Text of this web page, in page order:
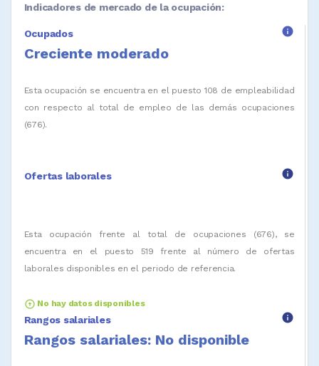
Indicadores de mercado de la ocupación:
Ocupados info
Creciente moderado
Esta ocupación se encuentra en el puesto 108 de empleabilidad
con respecto al total de empleo de las demás ocupaciones
(676).
Ofertas laborales info
Esta ocupación frente al total de ocupaciones (676), se
encuentra en el puesto 519 frente al número de ofertas
laborales disponibles en el periodo de referencia.
arrow_circle_up No hay datos disponibles
Rangos salariales info
Rangos salariales: No disponible